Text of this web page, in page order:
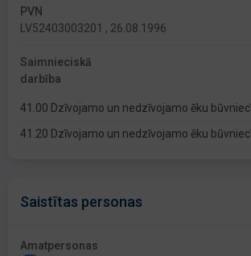
PVN
LV52403003201 , 26.08.1996
Saimnieciskā
darbība
41.00 Dzīvojamo un nedzīvojamo ēku
41.20 Dzīvojamo un nedzīvojamo ēku
Saistītas personas
Amatpersonas